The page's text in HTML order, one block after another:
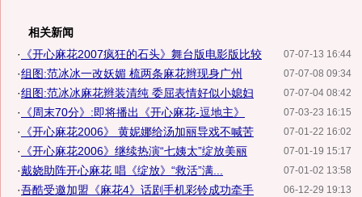
相关新闻
07-07-13 16:44
· 《开心麻花2007疯狂的石头》舞台版电影版比较
07-07-08 09:34
·组图:范冰冰一改妖媚 梳两条麻花辫现身广州
07-07-04 08:42
·组图:范冰冰麻花辫装清纯 委屈表情好似小媳妇
07-03-23 16:15
· 《周末70分》:即将播出《开心麻花-逗地主》
07-01-22 16:02
· 《开心麻花2006》 黄妮娜给汤加丽导戏不喊苦
07-01-19 15:17
· 《开心麻花2006》继续热演“七姨太”绽放美丽
07-01-02 13:58
·戴娆助阵开心麻花 唱《绽放》“救活”满...
06-12-29 19:13
·吾酷受邀加盟《麻花4》话剧手机彩铃成功牵手